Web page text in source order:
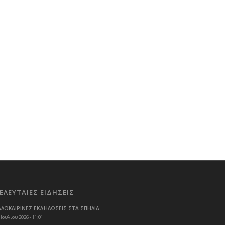
ΕΙΔΗΣΕΙΣ
ΕΚΔΗΛΩΣΕΙΣ ΣΤΑ ΣΠΗΛΙΑ
2026 - 11:01